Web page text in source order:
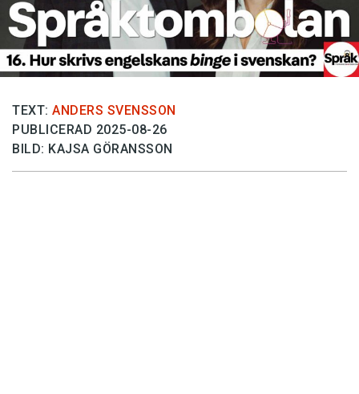
Annonsera
Prenumerera
Läs Språktidningen digitalt
Press
TEXT: ANDERS SVENSSON
PUBLICERAD 2025-08-26
BILD: KAJSA GÖRANSSON